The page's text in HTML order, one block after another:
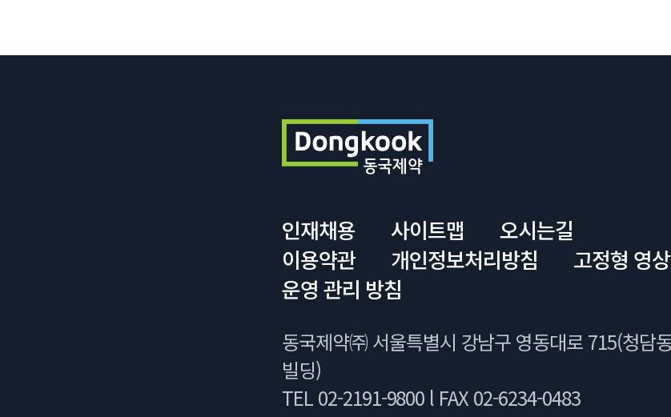
인재채용 사이트맵
오시는길
이용약관
개인정보처리방침
고정형 영
운영 관리 방침
동국제약㈜ 서울특별시 강남구 영동대로 715(청담
빌딩)
TEL 02-2191-9800 l FAX 02-6234-0483